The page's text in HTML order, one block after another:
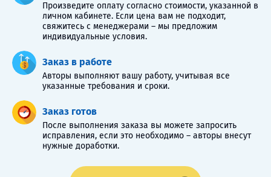
Произведите оплату согласно стоимости, указанной в
личном кабинете. Если цена вам не подходит,
свяжитесь с менеджерами – мы предложим
индивидуальные условия.
Заказ в работе
Авторы выполняют вашу работу, учитывая все
указанные требования и сроки.
Заказ готов
После выполнения заказа вы можете запросить
исправления, если это необходимо – авторы внесут
нужные доработки.